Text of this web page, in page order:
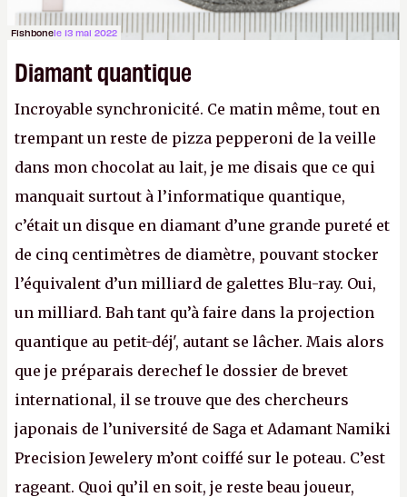
Fishbonele 13 mai 2022
Diamant quantique
Incroyable synchronicité. Ce matin même, tout en
trempant un reste de pizza pepperoni de la veille
dans mon chocolat au lait, je me disais que ce qui
manquait surtout à l’informatique quantique,
c’était un disque en diamant d’une grande pureté et
de cinq centimètres de diamètre, pouvant stocker
l’équivalent d’un milliard de galettes Blu-ray. Oui,
un milliard. Bah tant qu’à faire dans la projection
quantique au petit-déj', autant se lâcher. Mais alors
que je préparais derechef le dossier de brevet
international, il se trouve que des chercheurs
japonais de l’université de Saga et Adamant Namiki
Precision Jewelery m’ont coiffé sur le poteau. C’est
rageant. Quoi qu’il en soit, je reste beau joueur,